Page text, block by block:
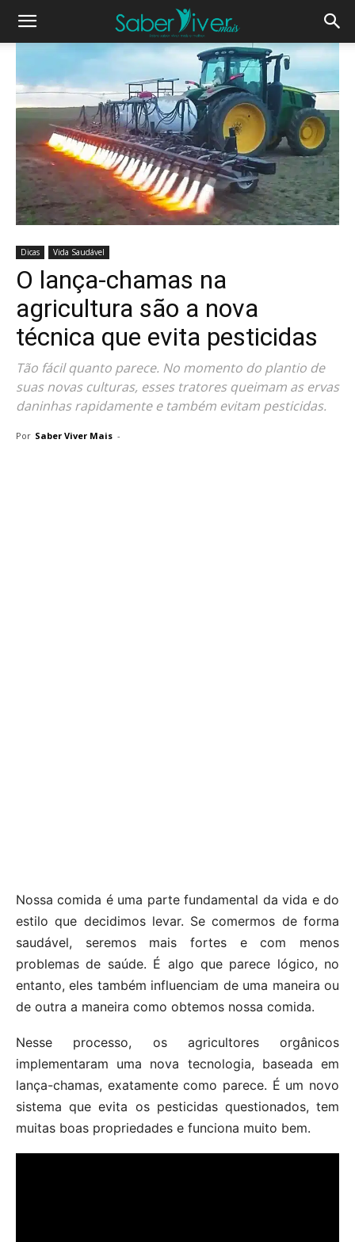
Dicas Vida Saudável
O lança-chamas na
agricultura são a nova
técnica que evita pesticidas
Tão fácil quanto parece. No momento do plantio de
suas novas culturas, esses tratores queimam as ervas
daninhas rapidamente e também evitam pesticidas.
Por Saber Viver Mais -
Nossa comida é uma parte fundamental da vida e do
estilo que decidimos levar. Se comermos de forma
saudável, seremos mais fortes e com menos
problemas de saúde. É algo que parece lógico, no
entanto, eles também influenciam de uma maneira ou
de outra a maneira como obtemos nossa comida.
Nesse processo, os agricultores orgânicos
implementaram uma nova tecnologia, baseada em
lança-chamas, exatamente como parece. É um novo
sistema que evita os pesticidas questionados, tem
muitas boas propriedades e funciona muito bem.